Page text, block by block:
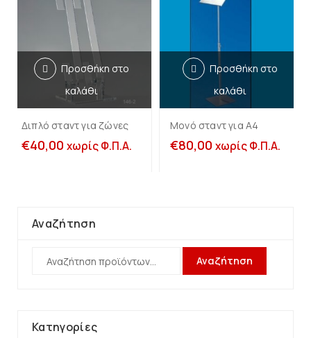
Προσθήκη στο
καλάθι
Διπλό σταντ για ζώνες
€40,00 χωρίς Φ.Π.Α.
Προσθήκη στο
καλάθι
Μονό σταντ για Α4
€80,00 χωρίς Φ.Π.Α.
Αναζήτηση
Αναζήτηση
Κατηγορίες